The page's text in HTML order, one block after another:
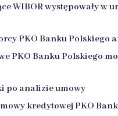
WIBOR występowały w
PKO Banku Polskiego
PKO Banku Polskiego
po analizie umowy
kredytowej PKO